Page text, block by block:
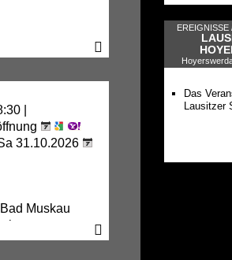
|
31.10.2026
Muskau
EREIGNISSE
Das
Lausitzer